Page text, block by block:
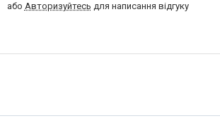
або Авторизуйтесь для написання відгуку